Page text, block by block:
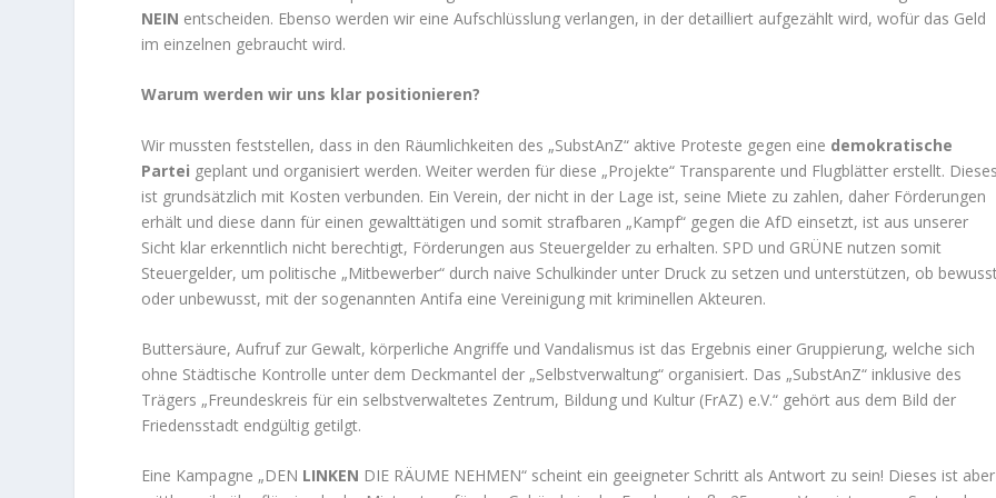
NEIN entscheiden. Ebenso werden wir eine Aufschlüsslung verlangen, in der detailliert aufgezählt wird, wofür das Geld
im einzelnen gebraucht wird.
Warum werden wir uns klar positionieren?
Wir mussten feststellen, dass in den Räumlichkeiten des „SubstAnZ“ aktive Proteste gegen eine demokratische
Partei geplant und organisiert werden. Weiter werden für diese „Projekte“ Transparente und Flugblätter erstellt.
ist grundsätzlich mit Kosten verbunden. Ein Verein, der nicht in der Lage ist, seine Miete zu zahlen, daher Förderungen
erhält und diese dann für einen gewalttätigen und somit strafbaren „Kampf“ gegen die AfD einsetzt, ist aus unserer
Sicht klar erkenntlich nicht berechtigt, Förderungen aus Steuergelder zu erhalten. SPD und GRÜNE nutzen somit
Steuergelder, um politische „Mitbewerber“ durch naive Schulkinder unter Druck zu setzen und unterstützen, ob
oder unbewusst, mit der sogenannten Antifa eine Vereinigung mit kriminellen Akteuren.
Buttersäure, Aufruf zur Gewalt, körperliche Angriffe und Vandalismus ist das Ergebnis einer Gruppierung, welche sich
ohne Städtische Kontrolle unter dem Deckmantel der „Selbstverwaltung“ organisiert. Das „SubstAnZ“ inklusive des
Trägers „Freundeskreis für ein selbstverwaltetes Zentrum, Bildung und Kultur (FrAZ) e.V.“ gehört aus dem Bild der
Friedensstadt endgültig getilgt.
Eine Kampagne „DEN LINKEN DIE RÄUME NEHMEN“ scheint ein geeigneter Schritt als Antwort zu sein! Dieses ist aber